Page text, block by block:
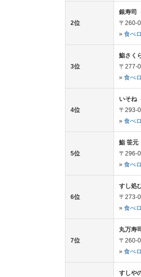
2位
銀寿司
〒260-
» 食べ
3位
鮨さく
〒277-
» 食べ
4位
いそね
〒293-
» 食べ
5位
鮨 笹元
〒296-
» 食べ
6位
すし処
〒273-
» 食べ
7位
丸万寿司
〒260-
» 食べ
すしや